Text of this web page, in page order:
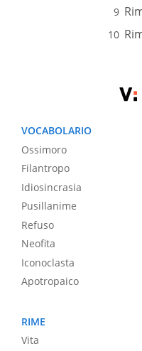
VOCABOLARIO
Ossimoro
Filantropo
Idiosincrasia
Pusillanime
Refuso
Neofita
Iconoclasta
Apotropaico
RIME
Vita